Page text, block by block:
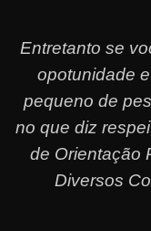
Entretanto se
opotunidade
pequeno de
no que diz
de Orientação
Diversos